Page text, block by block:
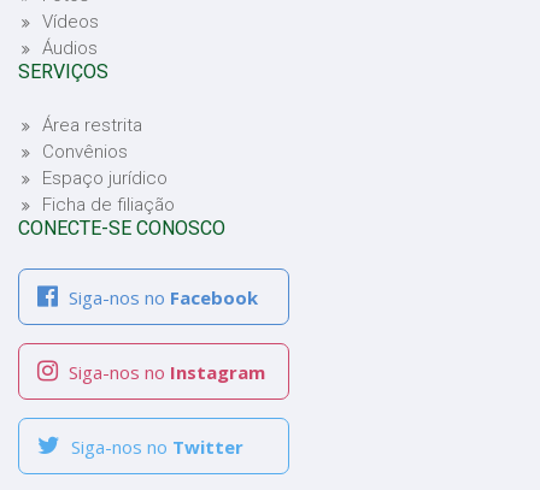
Vídeos
Áudios
SERVIÇOS
Área restrita
Convênios
Espaço jurídico
Ficha de filiação
CONECTE-SE CONOSCO
Siga-nos no Facebook
Siga-nos no Instagram
Siga-nos no Twitter